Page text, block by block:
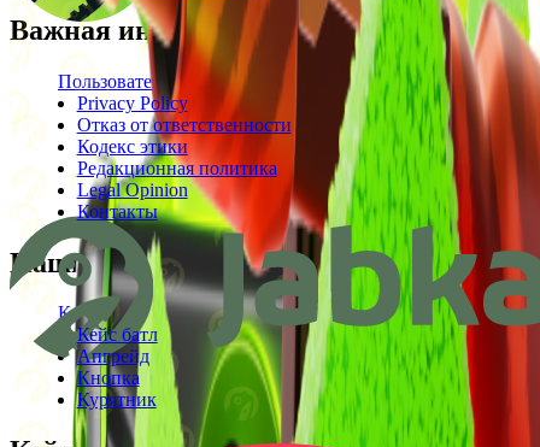
Важная информация
Пользовательское соглашение
Privacy Policy
Отказ от ответственности
Кодекс этики
Редакционная политика
Legal Opinion
Контакты
Наши режимы
Кейсы
Кейс батл
Апгрейд
Кнопка
Курятник